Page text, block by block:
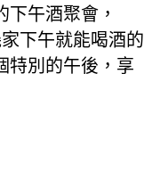
午酒聚會，
下午就能喝酒的
特別的午後，享